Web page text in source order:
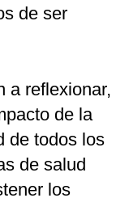
de ser
a reflexionar,
de la
de todos los
de salud
los